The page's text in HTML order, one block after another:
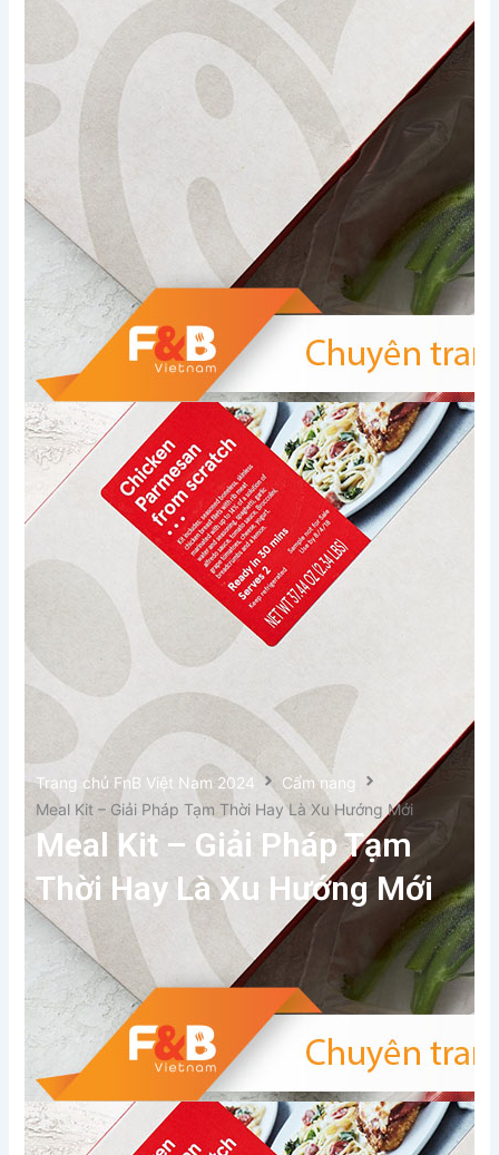
Xem thêm
Trang chủ FnB Việt Nam 2024
Cẩm nang
Meal Kit – Giải Pháp Tạm Thời Hay Là Xu Hướng Mới
Meal Kit – Giải Pháp Tạm
Thời Hay Là Xu Hướng Mới